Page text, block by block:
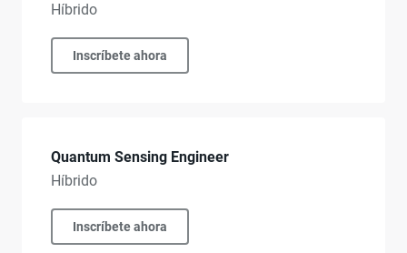
Híbrido
Inscríbete ahora
Quantum Sensing Engineer
Híbrido
Inscríbete ahora